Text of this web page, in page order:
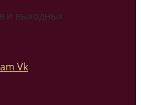
и выходных
Vk